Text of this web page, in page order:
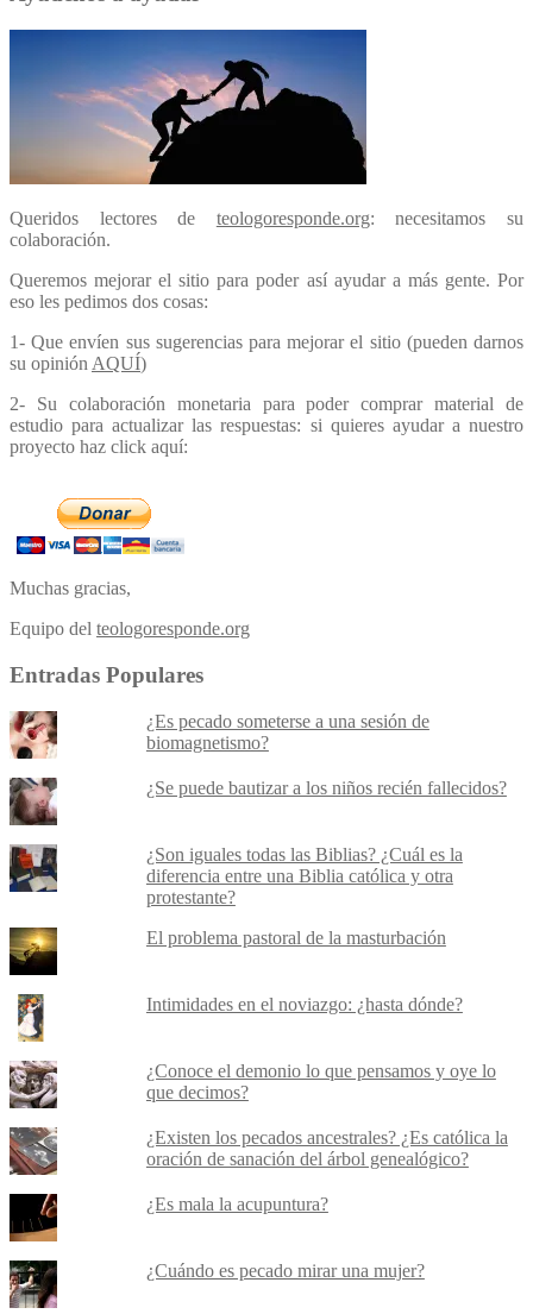
Queridos lectores de teologoresponde.org: necesitamos su
colaboración.
Queremos mejorar el sitio para poder así ayudar a más gente. Por
eso les pedimos dos cosas:
1- Que envíen sus sugerencias para mejorar el sitio (pueden darnos
su opinión AQUÍ)
2- Su colaboración monetaria para poder comprar material de
estudio para actualizar las respuestas: si quieres ayudar a nuestro
proyecto haz click aquí:
Muchas gracias,
Equipo del teologoresponde.org
Entradas Populares
¿Es pecado someterse a una sesión de
biomagnetismo?
¿Se puede bautizar a los niños recién fallecidos?
¿Son iguales todas las Biblias? ¿Cuál es la
diferencia entre una Biblia católica y otra
protestante?
El problema pastoral de la masturbación
Intimidades en el noviazgo: ¿hasta dónde?
¿Conoce el demonio lo que pensamos y oye lo
que decimos?
¿Existen los pecados ancestrales? ¿Es católica la
oración de sanación del árbol genealógico?
¿Es mala la acupuntura?
¿Cuándo es pecado mirar una mujer?